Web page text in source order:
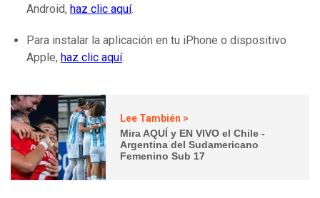
Android, haz clic aquí.
Para instalar la aplicación en tu iPhone o dispositivo
Apple, haz clic aquí.
Lee También >
Mira AQUÍ y EN VIVO el Chile -
Argentina del Sudamericano
Femenino Sub 17